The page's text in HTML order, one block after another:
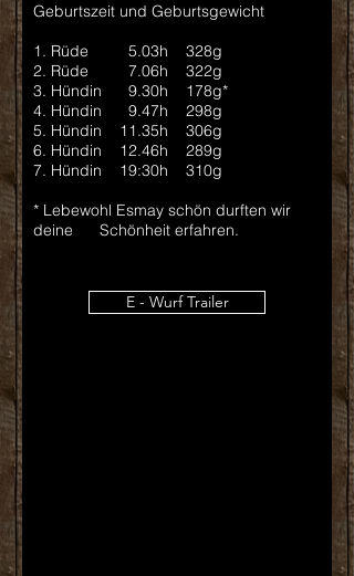
Geburtszeit und Geburtsgewicht
1. Rüde 5.03h 328g
2. Rüde 7.06h 322g
3. Hündin 9.30h 178g*
4. Hündin 9.47h 298g
5. Hündin 11.35h 306g
6. Hündin 12.46h 289g
7. Hündin 19:30h 310g
* Lebewohl Esmay schön durften wir
deine Schönheit erfahren.
E - Wurf Trailer